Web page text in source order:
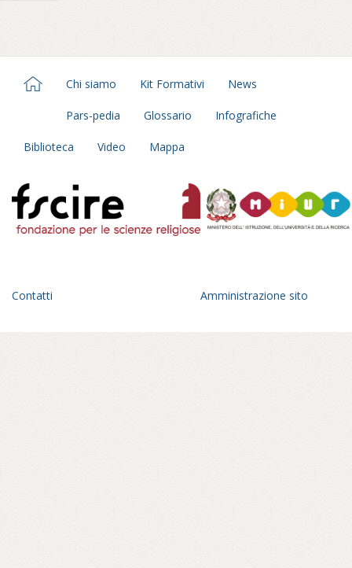
Chi siamo Kit Formativi News
Pars-pedia Glossario Infografiche
Biblioteca Video Mappa
Contatti Amministrazione sito